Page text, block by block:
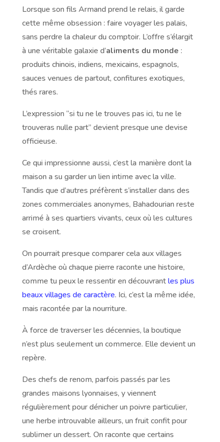
Lorsque son fils Armand prend le relais, il garde
cette même obsession : faire voyager les palais,
sans perdre la chaleur du comptoir. L’offre s’élargit
à une véritable galaxie d’aliments du monde :
produits chinois, indiens, mexicains, espagnols,
sauces venues de partout, confitures exotiques,
thés rares.
L’expression “si tu ne le trouves pas ici, tu ne le
trouveras nulle part” devient presque une devise
officieuse.
Ce qui impressionne aussi, c’est la manière dont la
maison a su garder un lien intime avec la ville.
Tandis que d’autres préfèrent s’installer dans des
zones commerciales anonymes, Bahadourian reste
arrimé à ses quartiers vivants, ceux où les cultures
se croisent.
On pourrait presque comparer cela aux villages
d’Ardèche où chaque pierre raconte une histoire,
comme tu peux le ressentir en découvrantles plus
beaux villages de caractère. Ici, c’est la même idée,
mais racontée par la nourriture.
À force de traverser les décennies, la boutique
n’est plus seulement un commerce. Elle devient un
repère.
Des chefs de renom, parfois passés par les
grandes maisons lyonnaises, y viennent
régulièrement pour dénicher un poivre particulier,
une herbe introuvable ailleurs, un fruit confit pour
sublimer un dessert. On raconte que certains